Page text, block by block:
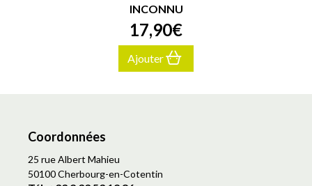
INCONNU
17,90€
Ajouter
Coordonnées
25 rue Albert Mahieu
50100 Cherbourg-en-Cotentin